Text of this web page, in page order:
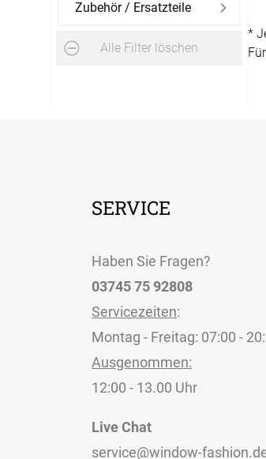
Zubehör / Ersatzteile
Alle Filter löschen
*
SERVICE
Haben Sie Fragen?
03745 75 92808
Servicezeiten:
Montag - Freitag: 07:00 -
Ausgenommen:
12:00 - 13.00 Uhr
Live Chat
service@window-